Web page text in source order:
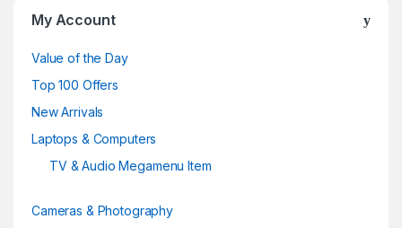
My Account
Value of the Day
Top 100 Offers
New Arrivals
Laptops & Computers
TV & Audio Megamenu Item
Cameras & Photography